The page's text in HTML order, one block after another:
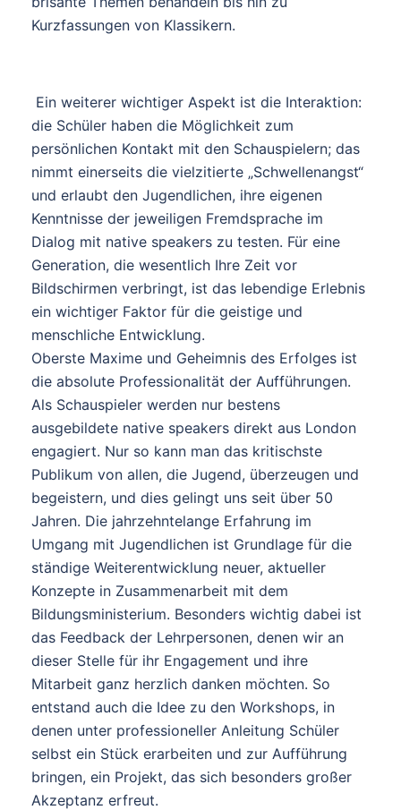
Kurzfassungen von Klassikern.
Ein weiterer wichtiger Aspekt ist die Interaktion:
die Schüler haben die Möglichkeit zum
persönlichen Kontakt mit den Schauspielern; das
nimmt einerseits die vielzitierte „Schwellenangst“
und erlaubt den Jugendlichen, ihre eigenen
Kenntnisse der jeweiligen Fremdsprache im
Dialog mit native speakers zu testen. Für eine
Generation, die wesentlich Ihre Zeit vor
Bildschirmen verbringt, ist das lebendige Erlebnis
ein wichtiger Faktor für die geistige und
menschliche Entwicklung.
Oberste Maxime und Geheimnis des Erfolges ist
die absolute Professionalität der Aufführungen.
Als Schauspieler werden nur bestens
ausgebildete native speakers direkt aus London
engagiert. Nur so kann man das kritischste
Publikum von allen, die Jugend, überzeugen und
begeistern, und dies gelingt uns seit über 50
Jahren. Die jahrzehntelange Erfahrung im
Umgang mit Jugendlichen ist Grundlage für die
ständige Weiterentwicklung neuer, aktueller
Konzepte in Zusammenarbeit mit dem
Bildungsministerium. Besonders wichtig dabei ist
das Feedback der Lehrpersonen, denen wir an
dieser Stelle für ihr Engagement und ihre
Mitarbeit ganz herzlich danken möchten. So
entstand auch die Idee zu den Workshops, in
denen unter professioneller Anleitung Schüler
selbst ein Stück erarbeiten und zur Aufführung
bringen, ein Projekt, das sich besonders großer
Akzeptanz erfreut.